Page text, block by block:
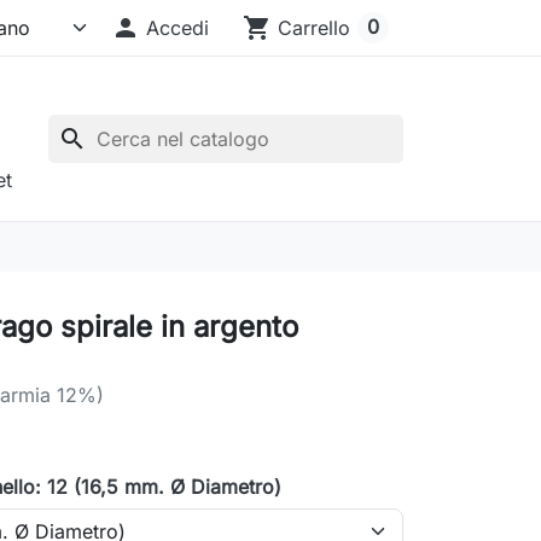
 Accedi shopping_cart Carrello 0
search
spirale in argento
12%)
12 (16,5 mm. Ø Diametro)